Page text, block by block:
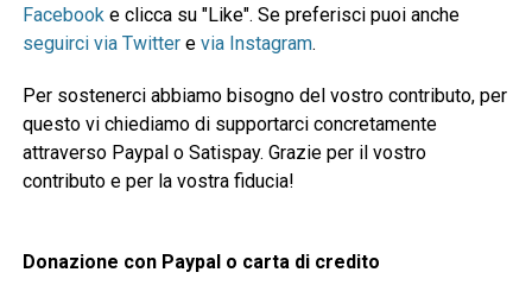
Facebooke clicca su "Like". Se preferisci puoi anche
seguirci via Twittere via Instagram.
Per sostenerci abbiamo bisogno del vostro contributo, per
questo vi chiediamo di supportarci concretamente
attraverso Paypal o Satispay. Grazie per il vostro
contributo e per la vostra fiducia!
Donazione con Paypal o carta di credito